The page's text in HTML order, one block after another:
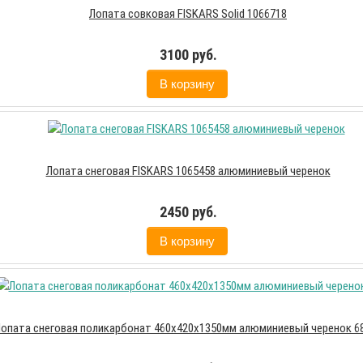
Лопата совковая FISKARS Solid 1066718
3100 руб.
В корзину
Лопата снеговая FISKARS 1065458 алюминиевый черенок
2450 руб.
В корзину
снеговая поликарбонат 460х420х1350мм алюминиевый черенок